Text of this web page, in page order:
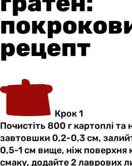
рецепт
Крок 1
Почистіть 800 г картоплі та
завтовшки 0,2-0,3 см,
0,5-1 см вище, ніж поверхня
смаку, додайте 2 лаврових